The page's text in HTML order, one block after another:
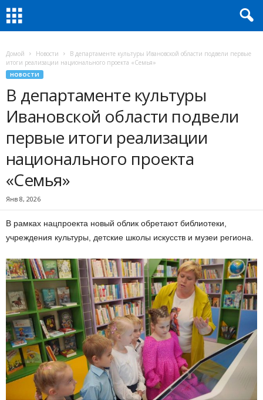
Домой Новости
В департаменте культуры Ивановской области подвели первые
итоги реализации национального проекта «Семья»
НОВОСТИ
В департаменте культуры
Ивановской области подвели
первые итоги реализации
национального проекта
«Семья»
Янв 8, 2026
В рамках нацпроекта новый облик обретают библиотеки,
учреждения культуры, детские школы искусств и музеи региона.